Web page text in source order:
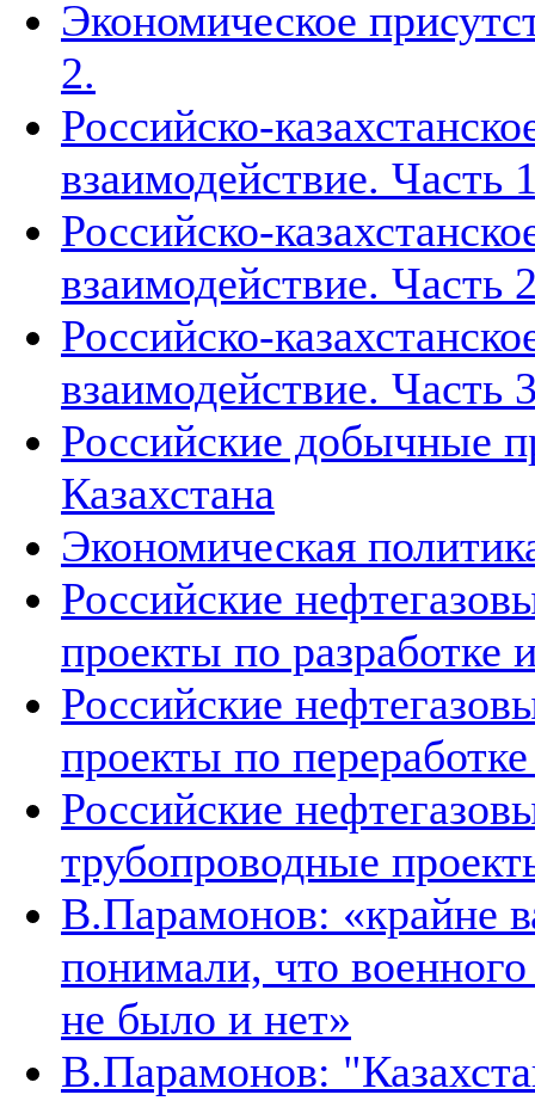
Экономическое
2.
Российско-
взаимодействие. Часть
Российско-
взаимодействие. Часть
Российско-
взаимодействие. Часть
Российские добычные
Казахстана
Экономическая
Российские
проекты по
Российские
проекты по
Российские
трубопроводные
В.Парамонов: «крайне
понимали, что
не было и нет»
В.Парамонов: